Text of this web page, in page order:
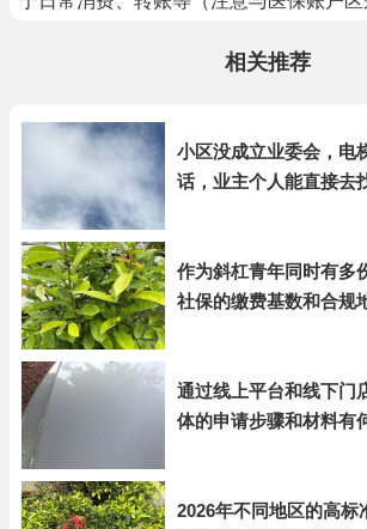
相关推荐
小区没成立业委会，电
话，业主个人能直接去
作为斜杠青年同时有多
社保的缴费基数和合规
通过线上平台和线下门
体的申请步骤和材料有
2026年不同地区的高标